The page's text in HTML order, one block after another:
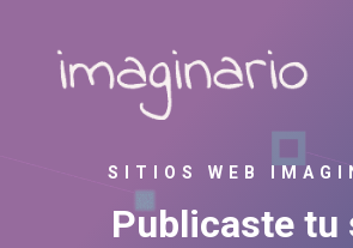
SITIOS WEB
Publicaste tu